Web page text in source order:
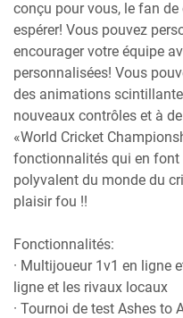
conçu pour vous, le fan
espérer! Vous pouvez
encourager votre équipe
personnalisées! Vous
des animations
nouveaux contrôles et à
«World Cricket
fonctionnalités qui en font
polyvalent du monde du
plaisir fou !!
Fonctionnalités:
· Multijoueur 1v1 en ligne
ligne et les rivaux locaux
· Tournoi de test Ashes to